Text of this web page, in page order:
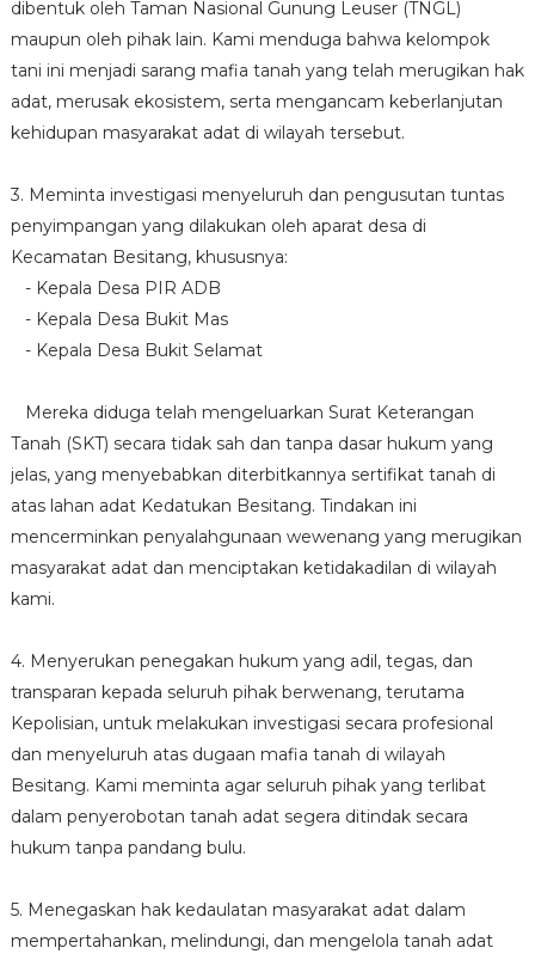
dibentuk oleh Taman Nasional Gunung Leuser (TNGL)
maupun oleh pihak lain. Kami menduga bahwa kelompok
tani ini menjadi sarang mafia tanah yang telah merugikan hak
adat, merusak ekosistem, serta mengancam keberlanjutan
kehidupan masyarakat adat di wilayah tersebut.
3. Meminta investigasi menyeluruh dan pengusutan tuntas
penyimpangan yang dilakukan oleh aparat desa di
Kecamatan Besitang, khususnya:
- Kepala Desa PIR ADB
- Kepala Desa Bukit Mas
- Kepala Desa Bukit Selamat
Mereka diduga telah mengeluarkan Surat Keterangan
Tanah (SKT) secara tidak sah dan tanpa dasar hukum yang
jelas, yang menyebabkan diterbitkannya sertifikat tanah di
atas lahan adat Kedatukan Besitang. Tindakan ini
mencerminkan penyalahgunaan wewenang yang merugikan
masyarakat adat dan menciptakan ketidakadilan di wilayah
kami.
4. Menyerukan penegakan hukum yang adil, tegas, dan
transparan kepada seluruh pihak berwenang, terutama
Kepolisian, untuk melakukan investigasi secara profesional
dan menyeluruh atas dugaan mafia tanah di wilayah
Besitang. Kami meminta agar seluruh pihak yang terlibat
dalam penyerobotan tanah adat segera ditindak secara
hukum tanpa pandang bulu.
5. Menegaskan hak kedaulatan masyarakat adat dalam
mempertahankan, melindungi, dan mengelola tanah adat